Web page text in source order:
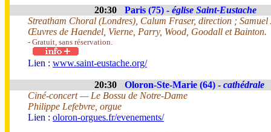
20:30 Paris (75) - église Saint-Eustache
Streatham Choral (Londres), Calum Fraser, direction ;
Œuvres de Haendel, Vierne, Parry, Wood, Goodall et Bainton.
- Gratuit, sans réservation.
Lien : www.saint-eustache.org/
20:30 Oloron-Ste-Marie (64) - cathédrale
Ciné-concert — Le Bossu de Notre-Dame
Philippe Lefebvre, orgue
Lien : oloron-orgues.fr/evenements/